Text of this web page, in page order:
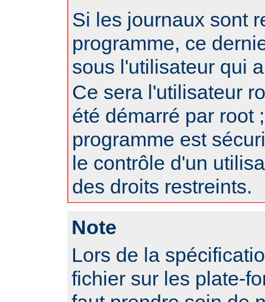
Si les journaux sont
programme, ce
sous l'utilisateur qui
Ce sera l'utilisateur
été démarré par root
programme est
le contrôle d'un
des droits restreints.
Note
Lors de la
fichier sur les plate-